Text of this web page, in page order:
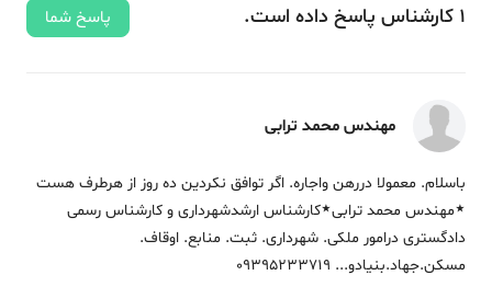
1 کارشناس پاسخ داده‌ است. پاسخ شما
مهندس محمد ترابی
باسلام. معمولا دررهن واجاره. اگر توافق نکردین ده روز از هرطرف هست
٭مهندس محمد ترابی٭کارشناس ارشدشهرداری و کارشناس رسمی
دادگستری درامور ملکی. شهرداری. ثبت. منابع. اوقاف.
مسکن.جهاد.بنیادو... 09395233719